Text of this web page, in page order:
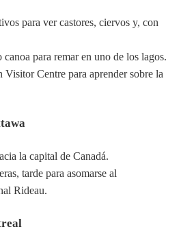
para ver castores, ciervos y, con
para remar en uno de los lagos.
Centre para aprender sobre la
la capital de Canadá.
tarde para asomarse al
Rideau.